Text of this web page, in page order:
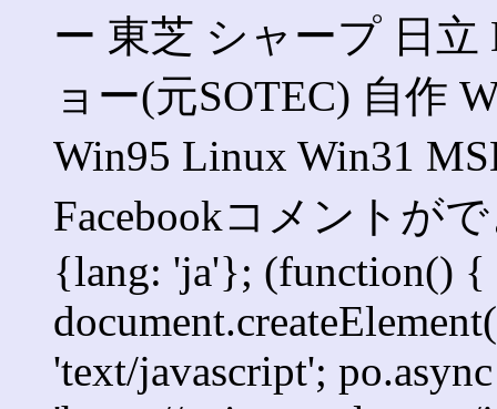
ー 東芝 シャープ 日
ョー(元SOTEC) 自作
Win95 Linux Win31
Facebookコメントが
{lang: 'ja'}; (function() {
'text/javascript';